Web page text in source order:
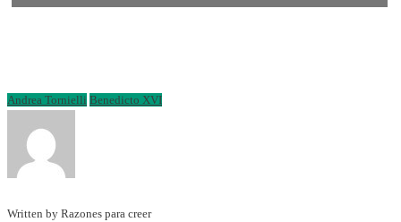
Andrea Tornielli Benedicto XVI
Written by Razones para creer